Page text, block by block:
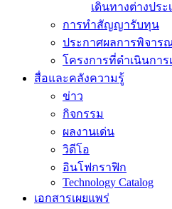
เดินทางต่างประ
การทำสัญญารับทุน
ประกาศผลการพิจาร
โครงการที่ดำเนินการ
สื่อและคลังความรู้
ข่าว
กิจกรรม
ผลงานเด่น
วิดีโอ
อินโฟกราฟิก
Technology Catalog
เอกสารเผยแพร่